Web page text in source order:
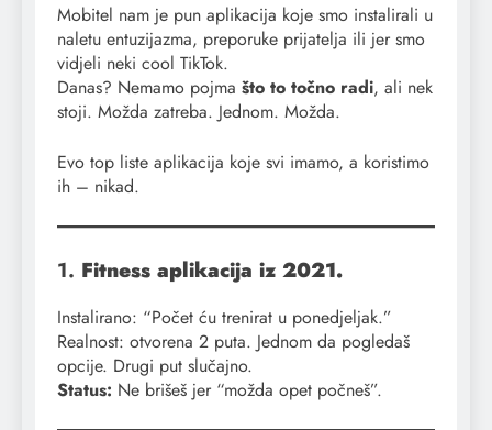
Mobitel nam je pun aplikacija koje smo instalirali u
naletu entuzijazma, preporuke prijatelja ili jer smo
vidjeli neki cool TikTok.
Danas? Nemamo pojma što to točno radi, ali nek
stoji. Možda zatreba. Jednom. Možda.
Evo top liste aplikacija koje svi imamo, a koristimo
ih – nikad.
1. Fitness aplikacija iz 2021.
Instalirano: “Počet ću trenirat u ponedjeljak.”
Realnost: otvorena 2 puta. Jednom da pogledaš
opcije. Drugi put slučajno.
Status: Ne brišeš jer “možda opet počneš”.